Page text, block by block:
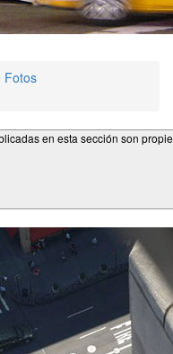
Fotos
en esta sección son